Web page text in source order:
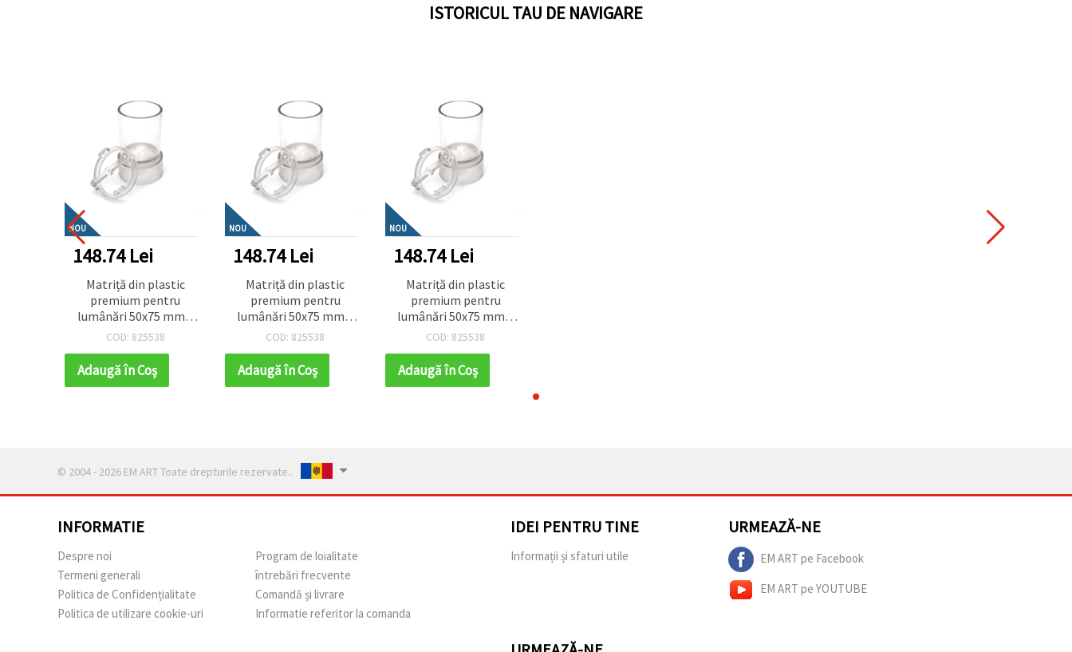
ISTORICUL TAU DE NAVIGARE
NOU
148.74 Lei
Matriță din plastic
premium pentru
lumânări 50x75 mm –
formă cilindrică cu vârf
pentru lumânări
decorative handmade
COD: 825538
Adaugă în Coş
NOU
148.74 Lei
Matriță din plastic
premium pentru
lumânări 50x75 mm –
formă cilindrică cu vârf
pentru lumânări
decorative handmade
COD: 825538
Adaugă în Coş
NOU
148.74 Lei
Matriță din plastic
premium pentru
lumânări 50x75 mm –
formă cilindrică cu vârf
pentru lumânări
decorative handmade
COD: 825538
Adaugă în Coş
© 2004 - 2026 EM ART Toate drepturile rezervate..
INFORMATIE
Despre noi
Termeni generali
Politica de Confidențialitate
Politica de utilizare cookie-uri
Program de loialitate
întrebări frecvente
Comandă și livrare
Informatie referitor la comanda
IDEI PENTRU TINE
Informații și sfaturi utile
URMEAZĂ-NE
EM ART pe Facebook
EM ART pe YOUTUBE